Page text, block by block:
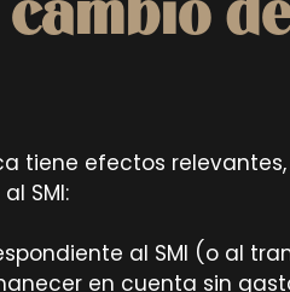
cambio
tiene efectos
SMI:
al SMI (o al
en cuenta sin